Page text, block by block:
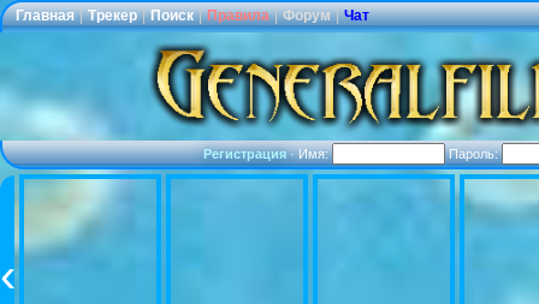
Главная | Трекер | Поиск | Правила | Форум | Чат
Регистрация·Имя: Пароль: